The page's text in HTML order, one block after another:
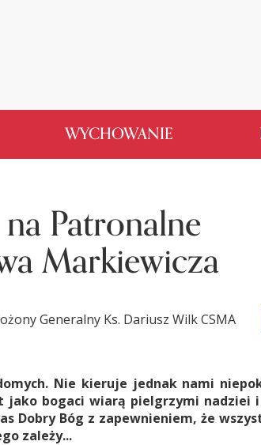
WYCHOWANIE
Patronalne
Markiewicza
Generalny Ks. Dariusz Wilk CSMA
Nie kieruje jednak nami
jako bogaci wiarą pielgrzymi nadziei
Dobry Bóg z zapewnieniem, że
zależy...